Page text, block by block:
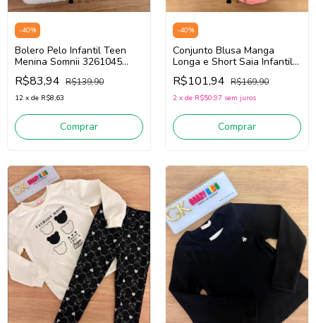
-40%
Bolero Pelo Infantil Teen
Menina Somnii 3261045
(Branco)
R$83,94 R$139,90
12 x de R$8,63
Comprar
-40%
Conjunto Blusa Manga
Longa e Short Saia Infantil
Menina Somnii 3261057
(Preto/Rosa)
R$101,94 R$169,90
2 x de R$50,97 sem juros
Comprar